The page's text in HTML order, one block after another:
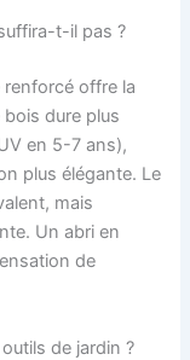
t-il pas ?
offre la
dure plus
en 5-7 ans),
plus élégante. Le
mais
Un abri en
de
outils de jardin ?